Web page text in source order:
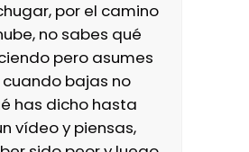
por el camino
no sabes qué
pero asumes
bajas no
has dicho hasta
vídeo y piensas,